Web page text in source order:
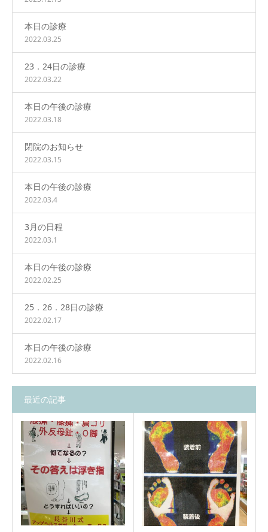
本日の診療
2022.03.25
23．24日の診療
2022.03.22
本日の午後の診療
2022.03.18
閉院のお知らせ
2022.03.15
本日の午後の診療
2022.03.4
3月の日程
2022.03.1
本日の午後の診療
2022.02.25
25．26．28日の診療
2022.02.17
本日の午後の診療
2022.02.16
最近の記事